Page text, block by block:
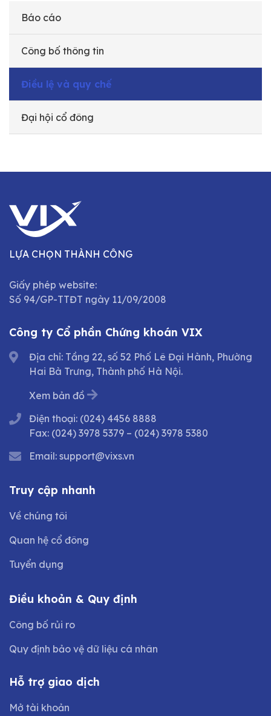
Báo cáo
Công bố thông tin
Điều lệ và quy chế
Đại hội cổ đông
LỰA CHỌN THÀNH CÔNG
Giấy phép website:
Số 94/GP-TTĐT ngày 11/09/2008
Công ty Cổ phần Chứng khoán VIX
Địa chỉ: Tầng 22, số 52 Phố Lê Đại Hành, Phường
Hai Bà Trưng, Thành phố Hà Nội.
Xem bản đồ
Điện thoại: (024) 4456 8888
Fax: (024) 3978 5379 – (024) 3978 5380
Email: support@vixs.vn
Truy cập nhanh
Về chúng tôi
Quan hệ cổ đông
Tuyển dụng
Điều khoản & Quy định
Công bố rủi ro
Quy định bảo vệ dữ liệu cá nhân
Hỗ trợ giao dịch
Mở tài khoản